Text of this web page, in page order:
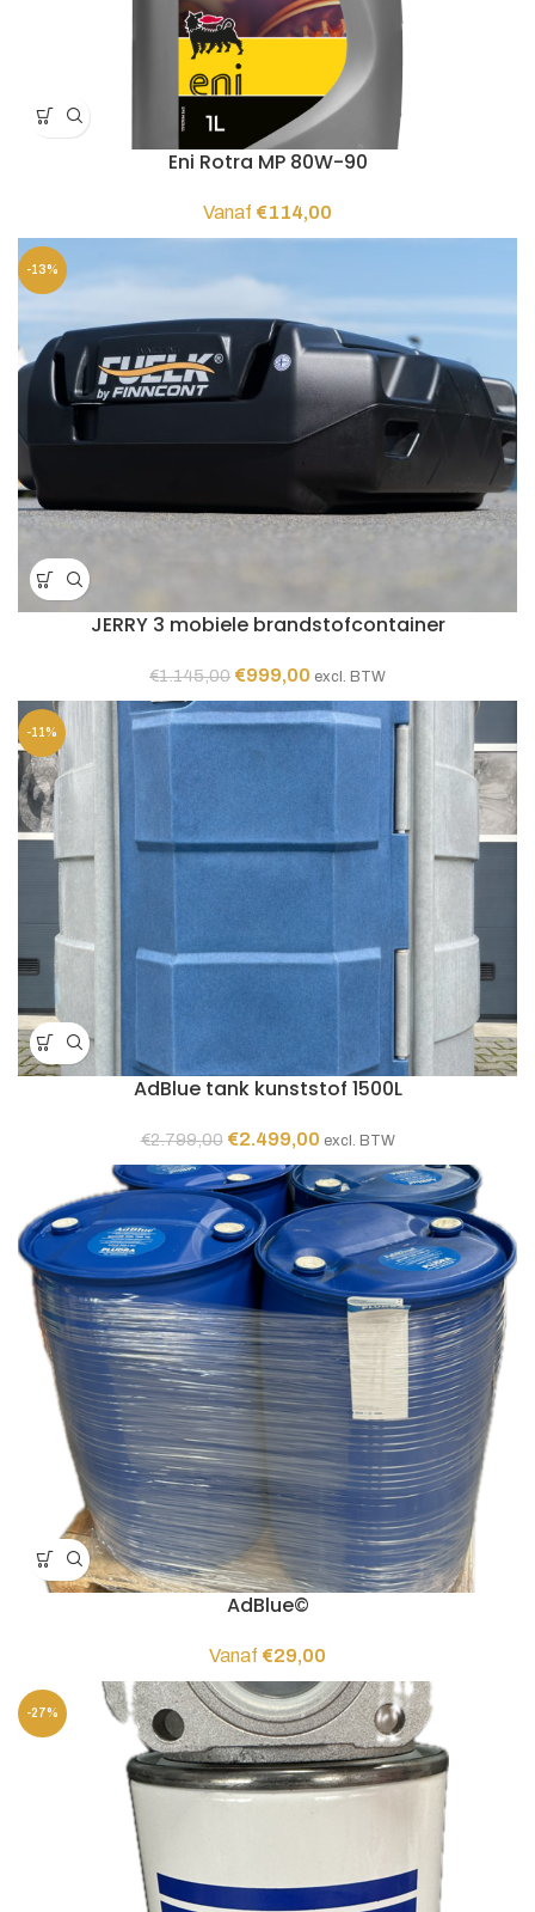
Eni Rotra MP 80W-90
Vanaf €114,00
-13%
JERRY 3 mobiele brandstofcontainer
€1.145,00 Oorspronkelijke
prijs
was:
€1.145,00.
€999,00 Huidige
prijs
is:
excl. BTW
-11%
AdBlue tank kunststof 1500L
€2.799,00 Oorspronkelijke
prijs
was:
€2.799,00.
€2.499,00Huidige
prijs
is:
€2.499,00.
excl. BTW
AdBlue©
Vanaf €29,00
-27%